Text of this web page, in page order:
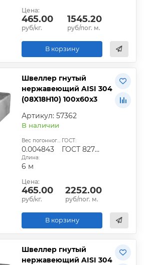
Цена:
465.00
руб/кг.
1545.20
руб/пог. м.
В корзину
Швеллер гнутый
нержавеющий AISI 304
(08Х18Н10) 100х60х3
Артикул: 57362
В наличии
Вес погонного метра, т.:
0.004843
ГОСТ:
ГОСТ 8278-83
Длина:
6 м
Цена:
465.00
руб/кг.
2252.00
руб/пог. м.
В корзину
Швеллер гнутый
нержавеющий AISI 304